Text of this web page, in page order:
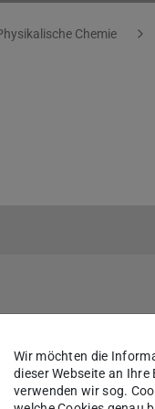
Chemie
Wir möchten die
dieser Webseite an
verwenden wir sog.